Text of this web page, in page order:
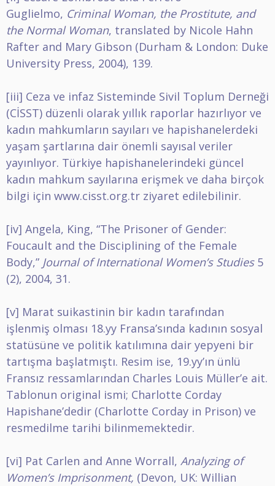
Guglielmo, Criminal Woman, the Prostitute, and
the Normal Woman, translated by Nicole Hahn
Rafter and Mary Gibson (Durham & London: Duke
University Press, 2004), 139.
[iii] Ceza ve infaz Sisteminde Sivil Toplum Derneği
(CİSST) düzenli olarak yıllık raporlar hazırlıyor ve
kadın mahkumların sayıları ve hapishanelerdeki
yaşam şartlarına dair önemli sayısal veriler
yayınlıyor. Türkiye hapishanelerindeki güncel
kadın mahkum sayılarına erişmek ve daha birçok
bilgi için www.cisst.org.tr ziyaret edilebilinir.
[iv] Angela, King, “The Prisoner of Gender:
Foucault and the Disciplining of the Female
Body,” Journal of International Women’s Studies 5
(2), 2004, 31.
[v] Marat suikastinin bir kadın tarafından
işlenmiş olması 18.yy Fransa’sında kadının sosyal
statüsüne ve politik katılımına dair yepyeni bir
tartışma başlatmıştı. Resim ise, 19.yy’ın ünlü
Fransız ressamlarından Charles Louis Müller’e ait.
Tablonun original ismi; Charlotte Corday
Hapishane’dedir (Charlotte Corday in Prison) ve
resmedilme tarihi bilinmemektedir.
[vi] Pat Carlen and Anne Worrall, Analyzing of
Women’s Imprisonment, (Devon, UK: Willian